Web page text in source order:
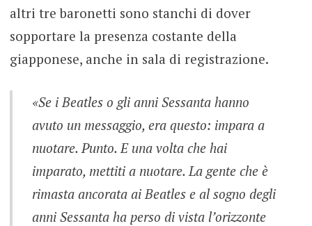
altri tre baronetti sono stanchi di dover
sopportare la presenza costante della
giapponese, anche in sala di registrazione.
«Se i Beatles o gli anni Sessanta hanno
avuto un messaggio, era questo: impara a
nuotare. Punto. E una volta che hai
imparato, mettiti a nuotare. La gente che è
rimasta ancorata ai Beatles e al sogno degli
anni Sessanta ha perso di vista l’orizzonte